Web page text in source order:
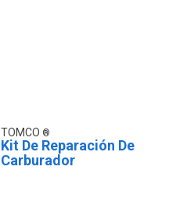
TOMCO
Kit De Reparación De
Carburador